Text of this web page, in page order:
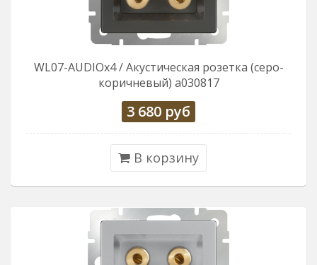
WL07-AUDIOx4 / Акустическая розетка (серо-
коричневый) a030817
3 680 руб
В корзину